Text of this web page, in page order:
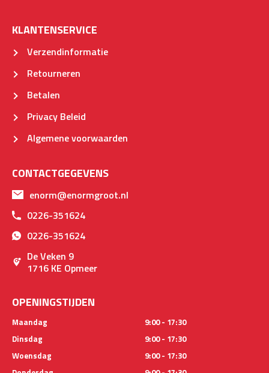
KLANTENSERVICE
Verzendinformatie
Retourneren
Betalen
Privacy Beleid
Algemene voorwaarden
CONTACTGEGEVENS
enorm@enormgroot.nl
0226-351624
0226-351624
De Veken 9
1716 KE Opmeer
OPENINGSTIJDEN
Maandag
9:00 - 17:30
Dinsdag
9:00 - 17:30
Woensdag
9:00 - 17:30